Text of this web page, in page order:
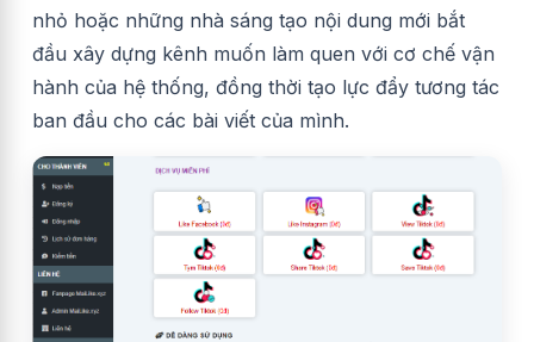
nhỏ hoặc những nhà sáng tạo nội dung mới bắt
đầu xây dựng kênh muốn làm quen với cơ chế vận
hành của hệ thống, đồng thời tạo lực đẩy tương tác
ban đầu cho các bài viết của mình.